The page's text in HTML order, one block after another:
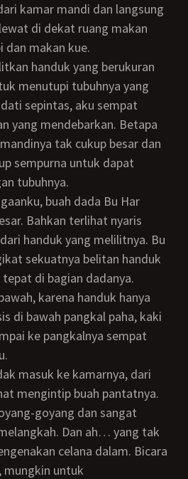
kamar mandi dan langsung
di dekat ruang makan
makan kue.
menutupi tubuhnya yang
sepintas, aku sempat
yang mendebarkan. Betapa
tak cukup besar dan
sempurna untuk dapat
tubuhnya.
Bahkan terlihat nyaris
handuk yang melilitnya. Bu
sekuatnya belitan handuk
di bagian dadanya.
karena handuk hanya
di bawah pangkal paha, kaki
ke pangkalnya sempat
mengintip buah pantatnya.
goyang dan sangat
Dan ah… yang tak
celana dalam. Bicara
mungkin untuk